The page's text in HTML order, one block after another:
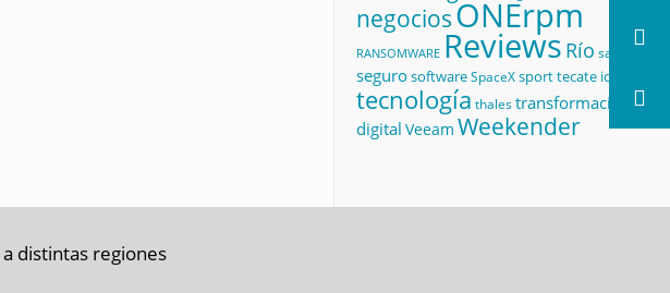
negociosONErpm
RANSOMWARE Reviews Río salud
segurosoftwareSpaceXsporttecate id
tecnología thalestransformación
digital Veeam Weekender
a distintas regiones